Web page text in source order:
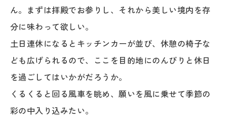
ん。まずは拝殿でお参りし、それから美しい境内を存
分に味わって欲しい。
土日連休になるとキッチンカーが並び、休憩の椅子な
ども広げられるので、ここを目的地にのんびりと休日
を過ごしてはいかがだろうか。
くるくると回る風車を眺め、願いを風に乗せて季節の
彩の中入り込みたい。